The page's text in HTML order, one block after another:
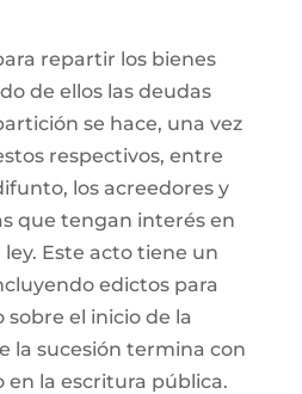
repartir los bienes
de ellos las deudas
se hace, una vez
respectivos, entre
los acreedores y
que tengan interés en
Este acto tiene un
edictos para
el inicio de la
la sucesión termina con
en la escritura pública.